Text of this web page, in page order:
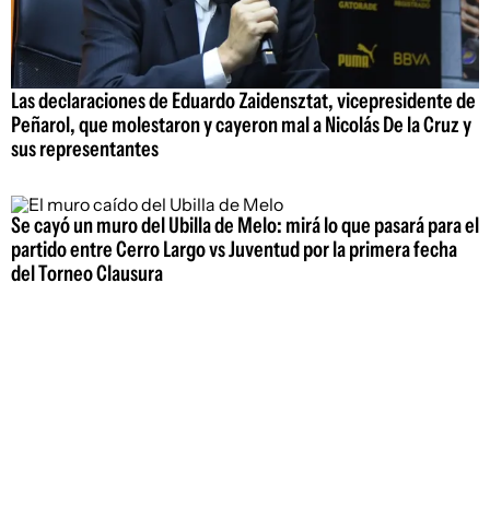
Las declaraciones de Eduardo Zaidensztat, vicepresidente de
Peñarol, que molestaron y cayeron mal a Nicolás De la Cruz y
sus representantes
Se cayó un muro del Ubilla de Melo: mirá lo que pasará para el
partido entre Cerro Largo vs Juventud por la primera fecha
del Torneo Clausura